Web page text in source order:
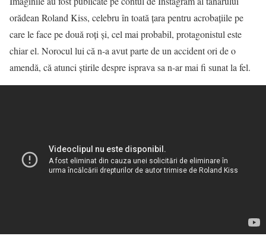
orădean Roland Kiss, celebru în toată ţara pentru acrobaţiile pe
care le face pe două roţi şi, cel mai probabil, protagonistul este
chiar el. Norocul lui că n-a avut parte de un accident ori de o
amendă, că atunci ştirile despre isprava sa n-ar mai fi sunat la fel.